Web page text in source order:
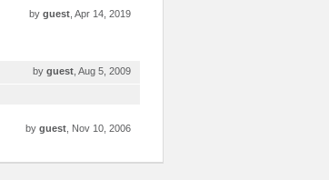
by guest , Apr 14, 2019
by guest , Aug 5, 2009
by guest , Nov 10, 2006